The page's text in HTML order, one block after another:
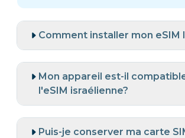
Comment installer mon eSIM
Mon appareil est-il
l'eSIM israélienne?
Puis-je conserver ma carte